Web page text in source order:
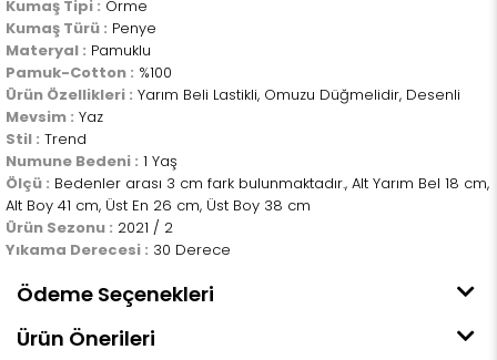
Kumaş Tipi : Örme
Kumaş Türü : Penye
Materyal : Pamuklu
Pamuk-Cotton : %100
Ürün Özellikleri : Yarım Beli Lastikli, Omuzu Düğmelidir, Desenli
Mevsim : Yaz
Stil : Trend
Numune Bedeni : 1 Yaş
Ölçü : Bedenler arası 3 cm fark bulunmaktadır., Alt Yarım Bel 18 cm,
Alt Boy 41 cm, Üst En 26 cm, Üst Boy 38 cm
Ürün Sezonu : 2021 / 2
Yıkama Derecesi : 30 Derece
Ödeme Seçenekleri
Ürün Önerileri